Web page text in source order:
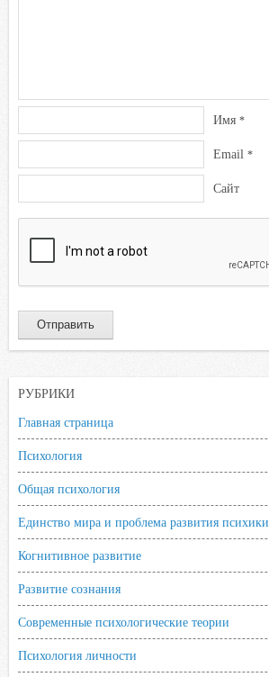
Имя *
Email *
Сайт
РУБРИКИ
Главная страница
Психология
Общая психология
Единство мира и проблема развития психики
Когнитивное развитие
Развитие сознания
Современные психологические теории
Психология личности